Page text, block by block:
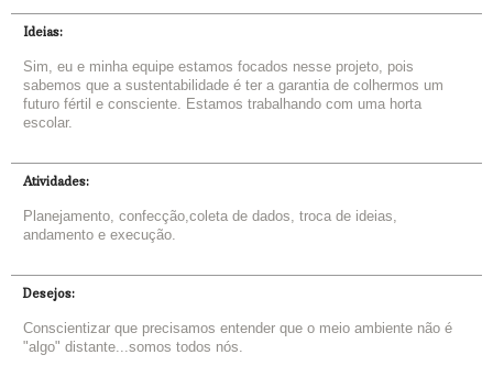
Ideias:
Sim, eu e minha equipe estamos focados nesse projeto, pois
sabemos que a sustentabilidade é ter a garantia de colhermos um
futuro fértil e consciente. Estamos trabalhando com uma horta
escolar.
Atividades:
Planejamento, confecção,coleta de dados, troca de ideias,
andamento e execução.
Desejos:
Conscientizar que precisamos entender que o meio ambiente não é
"algo" distante...somos todos nós.